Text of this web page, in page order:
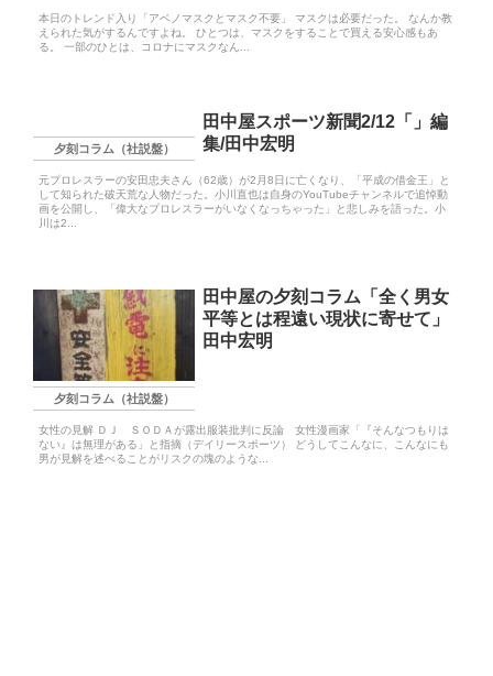
本日のトレンド入り「アベノマスクとマスク不要」 マスクは必要だった。 なんか教
えられた気がするんですよね。 ひとつは、マスクをすることで買える安心感もあ
る。 一部のひとは、コロナにマスクなん...
夕刻コラム（社説盤）
田中屋スポーツ新聞2/12「」編
集/田中宏明
元プロレスラーの安田忠夫さん（62歳）が2月8日に亡くなり、「平成の借金王」と
して知られた破天荒な人物だった。小川直也は自身のYouTubeチャンネルで追悼動
画を公開し、「偉大なプロレスラーがいなくなっちゃった」と悲しみを語った。小
川は2...
夕刻コラム（社説盤）
田中屋の夕刻コラム「全く男女
平等とは程遠い現状に寄せて」
田中宏明
女性の見解 ＤＪ ＳＯＤＡが露出服装批判に反論 女性漫画家「『そんなつもりは
ない』は無理がある」と指摘（デイリースポーツ） どうしてこんなに、こんなにも
男が見解を述べることがリスクの塊のような...